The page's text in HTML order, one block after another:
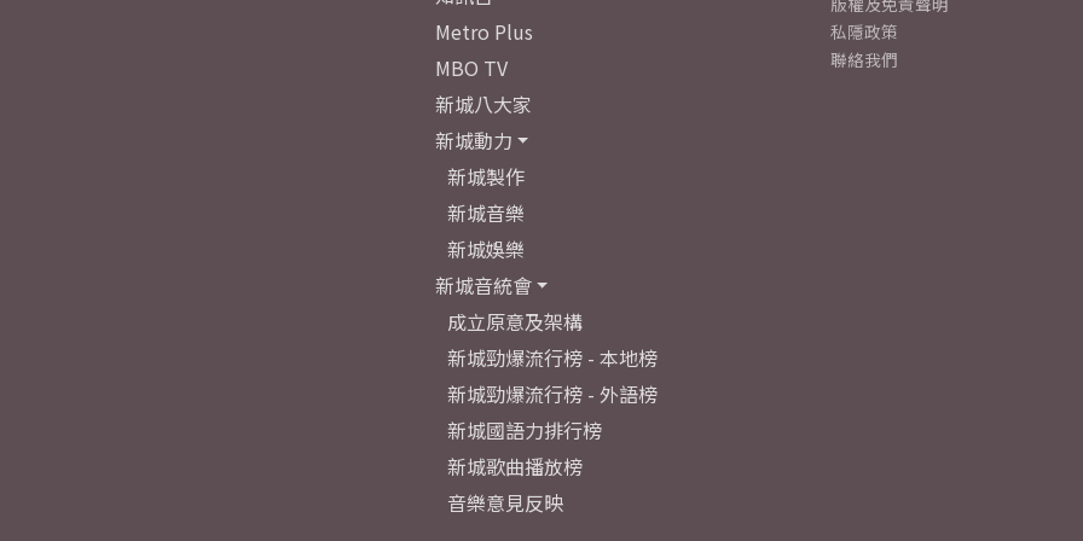
Metro Plus
MBO TV
新城八大家
新城動力
新城製作
新城音樂
新城娛樂
新城音統會
成立原意及架構
新城勁爆流行榜 - 本地榜
新城勁爆流行榜 - 外語榜
新城國語力排行榜
新城歌曲播放榜
音樂意見反映
私隱政策
聯絡我們